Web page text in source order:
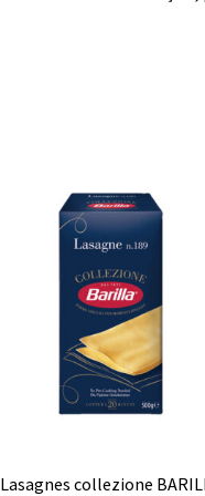
Lasagnes collezione